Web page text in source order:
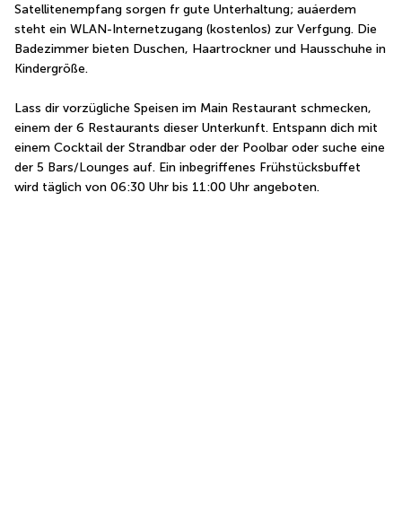
Satellitenempfang sorgen fr gute Unterhaltung; auáerdem
steht ein WLAN-Internetzugang (kostenlos) zur Verfgung. Die
Badezimmer bieten Duschen, Haartrockner und Hausschuhe in
Kindergröße.
Lass dir vorzügliche Speisen im Main Restaurant schmecken,
einem der 6 Restaurants dieser Unterkunft. Entspann dich mit
einem Cocktail der Strandbar oder der Poolbar oder suche eine
der 5 Bars/Lounges auf. Ein inbegriffenes Frühstücksbuffet
wird täglich von 06:30 Uhr bis 11:00 Uhr angeboten.